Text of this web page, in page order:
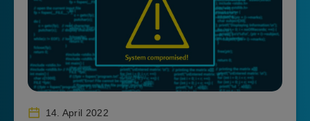
14. April 2022